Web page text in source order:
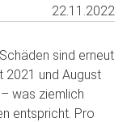
22.11.2022
sind erneut
2021 und August
was ziemlich
entspricht. Pro